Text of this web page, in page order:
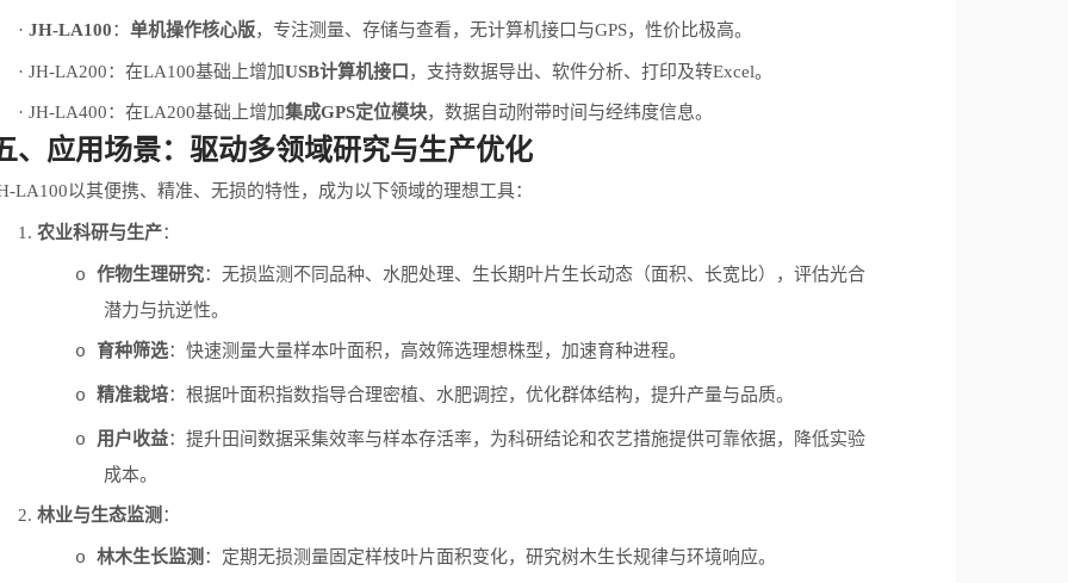
· JH-LA100： 单机操作核心版，专注测量、存储与查看，无计算机接口与GPS，性价比极高。
· JH-LA200：在LA100基础上增加USB计算机接口 ，支持数据导出、软件分析、打印及转Excel。
· JH-LA400：在LA200基础上增加集成GPS定位模块，数据自动附带时间与经纬度信息。
、应用场景：驱动多领域研究与生产优化
LA100以其便携、精准、无损的特性，成为以下领域的理想工具：
1. 农业科研与生产：
o 作物生理研究：无损监测不同品种、水肥处理、生长期叶片生长动态（面积、长宽比），评估光合
潜力与抗逆性。
o 育种筛选：快速测量大量样本叶面积，高效筛选理想株型，加速育种进程。
o 精准栽培：根据叶面积指数指导合理密植、水肥调控，优化群体结构，提升产量与品质。
o 用户收益：提升田间数据采集效率与样本存活率，为科研结论和农艺措施提供可靠依据，降低实验
成本。
2. 林业与生态监测 ：
o 林木生长监测 ：定期无损测量固定样枝叶片面积变化，研究树木生长规律与环境响应。